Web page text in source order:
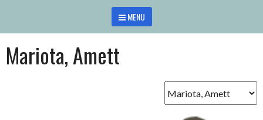
contenido
MENU
Mariota, Amett